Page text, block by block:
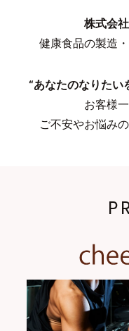
株式会
健康食品の製造
“あなたのなりたい
お客様
ご不安やお悩み